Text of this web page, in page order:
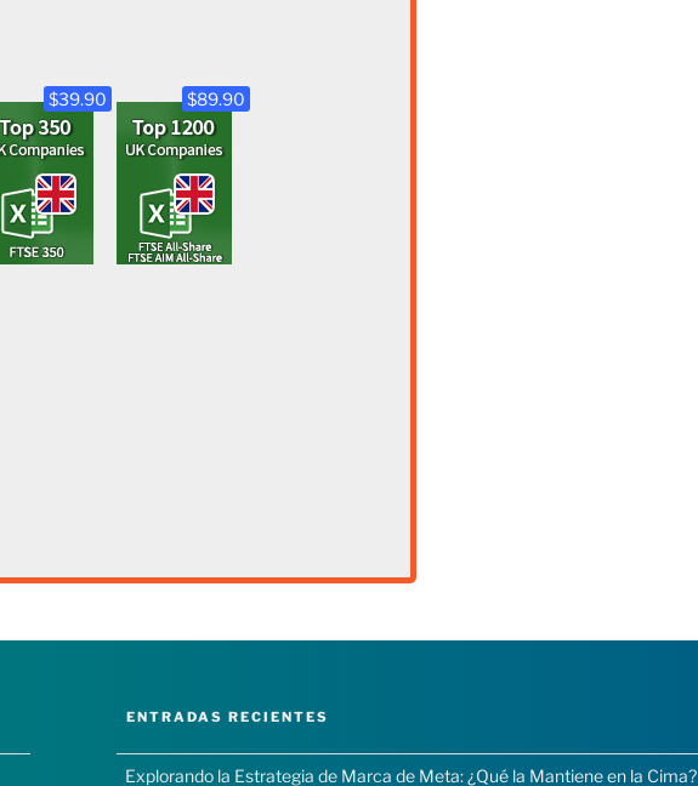
$39.90 $89.90
ENTRADAS RECIENTES
Explorando la Estrategia de Marca de Meta: ¿Qué la Mantiene en la Cima?